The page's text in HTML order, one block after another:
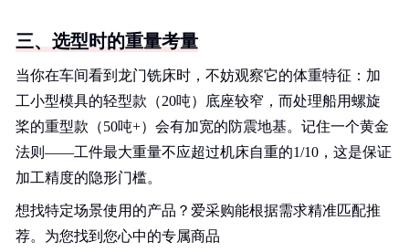
三、选型时的重量考量
当你在车间看到龙门铣床时，不妨观察它的体重特征：加
工小型模具的轻型款（20吨）底座较窄，而处理船用螺旋
桨的重型款（50吨+）会有加宽的防震地基。记住一个黄金
法则——工件最大重量不应超过机床自重的1/10，这是保证
加工精度的隐形门槛。
想找特定场景使用的产品？爱采购能根据需求精准匹配推
荐。为您找到您心中的专属商品